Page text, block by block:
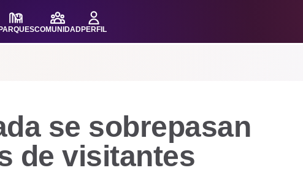
COMUNIDADPERFIL
se sobrepasan
de visitantes